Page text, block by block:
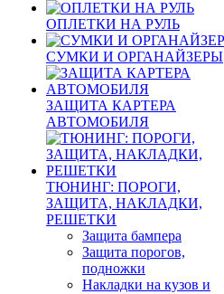
ОПЛЕТКИ НА РУЛЬ
СУМКИ И ОРГАНАЙЗЕРЫ
ЗАЩИТА КАРТЕРА
АВТОМОБИЛЯ
ТЮНИНГ: ПОРОГИ,
ЗАЩИТА, НАКЛАДКИ,
РЕШЕТКИ
Защита бампера
Защита порогов,
подножки
Накладки на кузов и